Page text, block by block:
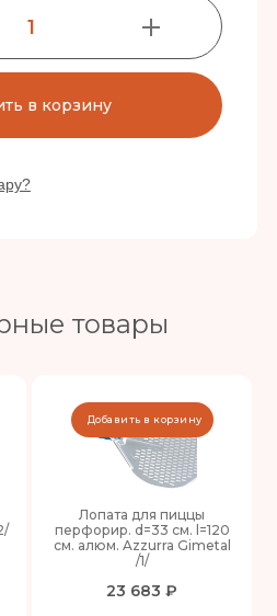
1
в корзину
товары
Лопата для пиццы
перфорир. d=33 см. l=120
см. алюм. Azzurra Gimetal
/1/
23 683 ₽
Добавить в корзину